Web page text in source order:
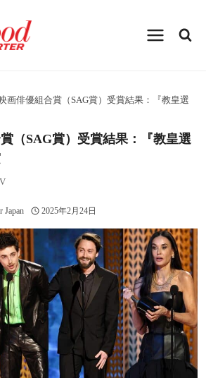
画俳優組合賞（SAG賞）受賞結果：『教皇選
（SAG賞）受賞結果：『教皇選
Japan 2025年2月24日